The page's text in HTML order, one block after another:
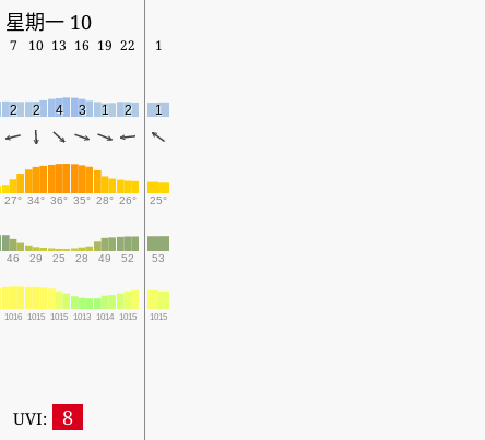
星期一 10
7 10 13 16 19 22
1
2 2 4 3 1 2 1
27° 34° 36° 35° 28° 26° 25°
46 29 25 28 49 52 53
1016 1015 1015 1013 1014 1015 1015
UVI: 8